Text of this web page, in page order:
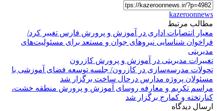
kazeroonnews
مطالب مرتبط
معیار انتصابات اداری در آموزش و پرورش فارس تغییر کرد/
فراخوان شناسایی نیروهای جوان و مستعد برای مسئولیت‌های
مدیریتی
تغییرات مدیریتی در آموزش و پرورش کازرون
تحولات مدرسه‌سازی در کازرون/ جلسه توسعه فضای آموزشی با
مسئولان پروژه مدارس درحال ساخت برگزار شد
مراسم تکریم و معارفه روسای آموزش و پرورش منطقه خشت،
کنارتخته و کمارج برگزار شد
ارسال دیدگاه